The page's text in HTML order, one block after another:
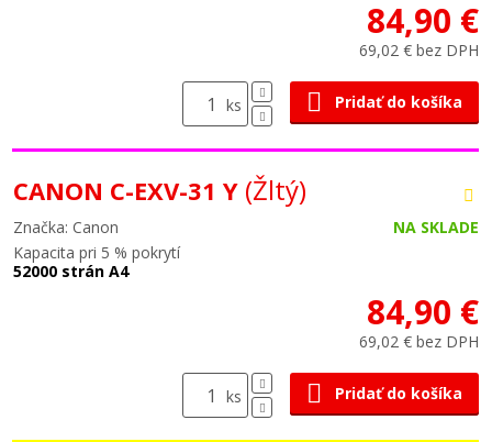
84,90 €
69,02 € bez DPH
ks Pridať do košíka
CANON C-EXV-31 Y (Žltý)
Značka: Canon
NA SKLADE
Kapacita pri 5 % pokrytí
52000 strán A4
84,90 €
69,02 € bez DPH
ks Pridať do košíka